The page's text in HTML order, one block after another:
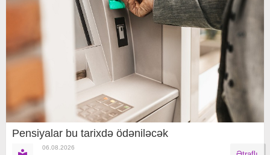
Pensiyalar bu tarixdə ödəniləcək
06.08.2026